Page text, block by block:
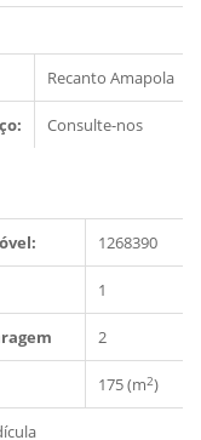
Recanto Amapola
Consulte-nos
1268390
1
2
175 (m2)